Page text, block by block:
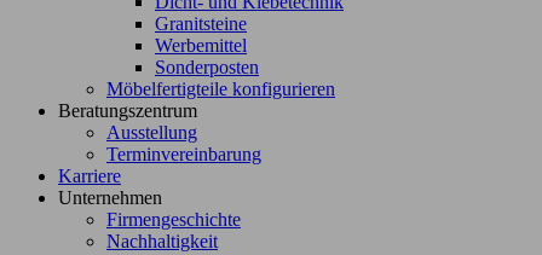
Granitsteine
Werbemittel
Sonderposten
Möbelfertigteile konfigurieren
Beratungszentrum
Ausstellung
Terminvereinbarung
Karriere
Unternehmen
Firmengeschichte
Nachhaltigkeit